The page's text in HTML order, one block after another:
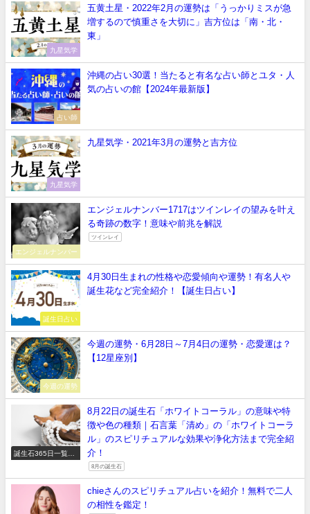
九星気学
五黄土星・2022年2月の運勢は「うっかりミスが急
増するので慎重さを大切に」吉方位は「南・北・
東」
占い師
沖縄の占い30選！当たると有名な占い師とユタ・人
気の占いの館【2024年最新版】
九星気学
九星気学・2021年3月の運勢と吉方位
エンジェルナンバー
エンジェルナンバー1717はツインレイの望みを叶え
る奇跡の数字！意味や前兆を解説
ツインレイ
誕生日占い
4月30日生まれの性格や恋愛傾向や運勢！有名人や
誕生花など完全紹介！【誕生日占い】
今週の運勢
今週の運勢・6月28日～7月4日の運勢・恋愛運は？
【12星座別】
誕生石365日一覧
8月22日の誕生石「ホワイトコーラル」の意味や特
徴や色の種類｜石言葉「清め」の「ホワイトコーラ
ル」のスピリチュアルな効果や浄化方法まで完全紹
介！
8月の誕生石
chieさんのスピリチュアル占いを紹介！無料で二人
の相性を鑑定！